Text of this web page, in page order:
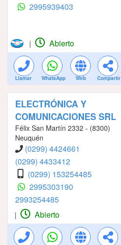
2995939403
| Abierto
Llamar WhatsApp Web Compartir
ELECTRÓNICA Y
COMUNICACIONES SRL
Félix San Martín 2332 - (8300)
Neuquén
(0299) 4424661
(0299) 4433412
(0299) 153254485
2995303190
2993254485
| Abierto